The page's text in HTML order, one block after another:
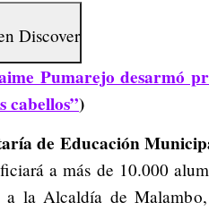
Discover
Pumarejo desarmó
cabellos”)
de Educación
a más de 10.000
la Alcaldía de Malambo,